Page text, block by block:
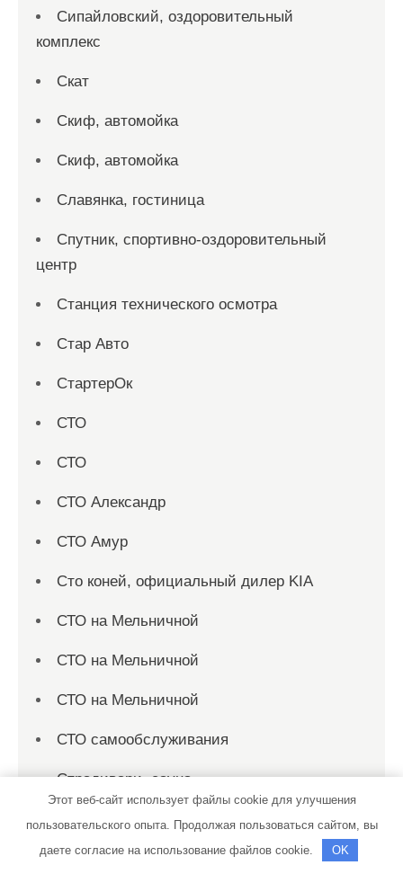
Сипайловский, оздоровительный
комплекс
Скат
Скиф, автомойка
Скиф, автомойка
Славянка, гостиница
Спутник, спортивно-оздоровительный
центр
Станция технического осмотра
Стар Авто
СтартерОк
СТО
СТО
СТО Александр
СТО Амур
Сто коней, официальный дилер KIA
СТО на Мельничной
СТО на Мельничной
СТО на Мельничной
СТО самообслуживания
Страдивари, сауна
Стройся, торговый центр
Студия автотюнинга
Этот веб-сайт использует файлы cookie для улучшения
пользовательского опыта. Продолжая пользоваться сайтом, вы
даете согласие на использование файлов cookie.
OK